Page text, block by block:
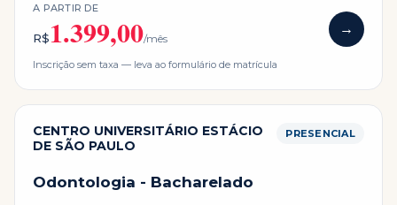
A PARTIR DE
R$1.399,00/mês
→
Inscrição sem taxa — leva ao formulário de matrícula
CENTRO UNIVERSITÁRIO ESTÁCIO
DE SÃO PAULO
PRESENCIAL
Odontologia - Bacharelado